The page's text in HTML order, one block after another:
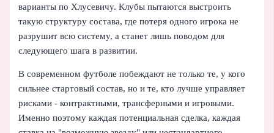
варианты по Хлусевичу. Клубы пытаются выстроить
такую структуру состава, где потеря одного игрока не
разрушит всю систему, а станет лишь поводом для
следующего шага в развитии.
В современном футболе побеждают не только те, у кого
сильнее стартовый состав, но и те, кто лучше управляет
рисками - контрактными, трансферными и игровыми.
Именно поэтому каждая потенциальная сделка, каждая